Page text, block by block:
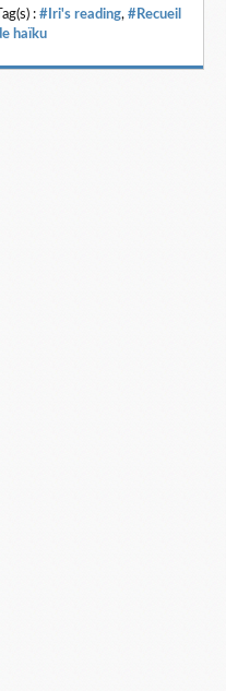
Tag(s) : #Iri's reading, #Recueil
haïku